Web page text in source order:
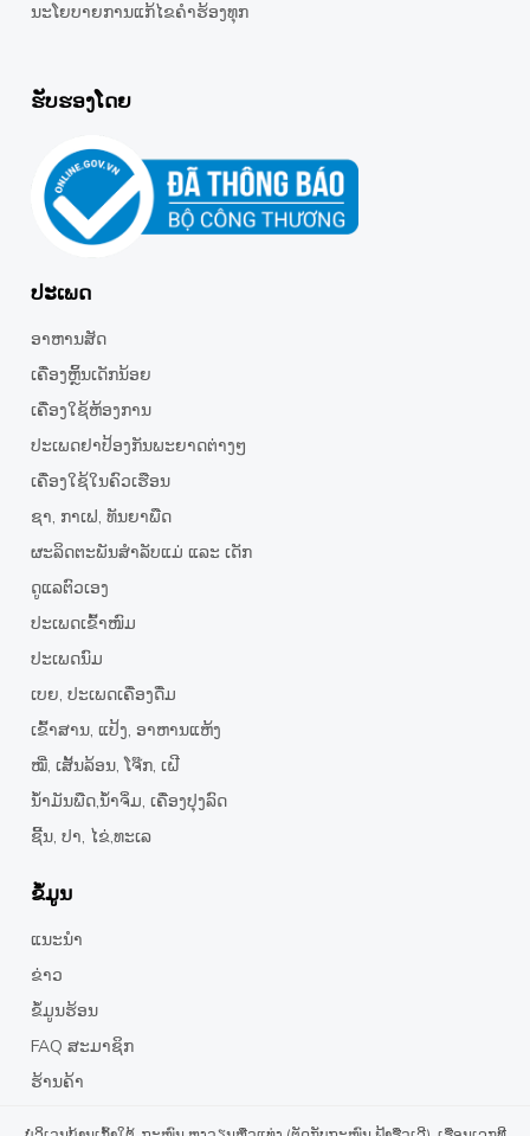
ນະໂຍບາຍການແກ້ໄຂຄໍາຮ້ອງທຸກ
ຮັບຮອງໂດຍ
ປະເພດ
ອາຫານສັດ
ເຄື່ອງຫຼິ້ນເດັກນ້ອຍ
ເຄື່ອງໃຊ້ຫ້ອງການ
ປະເພດຢາປ້ອງກັນພະຍາດຕ່າງໆ
ເຄື່ອງໃຊ້ໃນຄົວເຮືອນ
ຊາ,​ ກາເຟ, ທັນຍາພືດ
ຜະລິດຕະພັນສຳລັບແມ່ ແລະ ເດັກ
ດູແລຕົວເອງ
ປະເພດເຂົ້າໜົມ
ປະເພດນົມ
ເບຍ, ປະເພດເຄື່ອງດື່ມ
ເຂົ້າສານ, ແປ້ງ, ອາຫານແຫ້ງ
ໝີ່, ເສັ້ນລ້ອນ, ໂຈ໊ກ, ເຝີ
ນໍ້າມັນພືດ,ນໍ້າຈິ່ມ, ເຄື່ອງປຸງລົດ
ຊີ້ນ, ປາ, ໄຂ່,ທະເລ
ຂໍ້ມູນ
ແນະນຳ
ຂ່າວ
ຂໍ້ມູນຮ້ອນ
FAQ ສະມາຊິກ
ຮ້ານຄ້າ